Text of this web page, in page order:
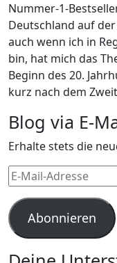
Nummer-1-
Deutschland auf der
auch wenn ich in
bin, hat mich das
Beginn des 20.
kurz nach dem
Blog via E-
Erhalte stets die
E-
Mail-
Adresse
Abonnieren